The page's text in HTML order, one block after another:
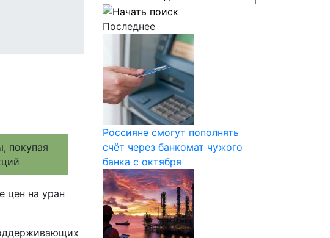
цен на уран
Последнее
Россияне смогут пополнять
счёт через банкомат чужого
банка с октября